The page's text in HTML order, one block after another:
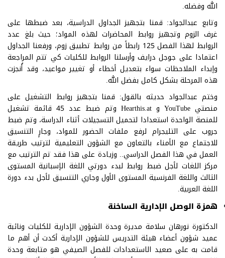
الله وفضله.
وتابع عبدالجواد: قمنا بتجهيز الجداول الدراسية، بعد ضبطها على
غرف الزوم وتجهيز روابط المحاضرات لهذه المواد؛ حيث بلغ عدد
الروابط لهذا الفصل 125 رابطاً من روابط تطبيق زوم، ورفعنا الجداول
اعتمادا على جوجل درايف وأرسلنا الروابط للكليات كي تتم المراجعة
وإبداء الملاحظات سواء بتعديل أخطاء أو تغيير مواعيد، وقد أُنجزت
هذه المرحلة بشكل كامل بفضل الله.
وختم عبدالجواد حديثه بالقول: قمنا بتجهيز روابط التشغيل على
منصتي YouTube و Hearthis.at وتم ضبط عدد 45 قائمة تشغيل
للمنصة الواحدة استعدادا لتحميل التسجيلات أثناء الدراسة، وتم ضبط
جروب على التليجرام لرفع ملفات الحضور للمواد، وجارٍ التنسيق
للاجتماع مع الأمناء بالتعاون مع الشؤون التعليمية لترتيب طريقة
العمل في هذا الفصل الدراسي.. وزيادة على هذا فقد تم الترتيب مع
مركز اللغات لأجل ضبط روابط لبدء دورتي اللغة الإسبانية المستوى
الثالث واللغة الفرنسية المستوى الأول وجاري التنسيق لأجل بدء دورة
اللغة العربية.
همزة الوصل الإدارية الساخنة
الدكتورة نورهان سلامة مديرة وحدة الشؤون الإدارية للكليات ونائبة
عميد شؤون أعضاء هيئة التدريس للشؤون الإدارية أكدت أن أهم ما
قامت به على صعيد الاستعدادات للفصل الصيفي هو متابعة وحدة